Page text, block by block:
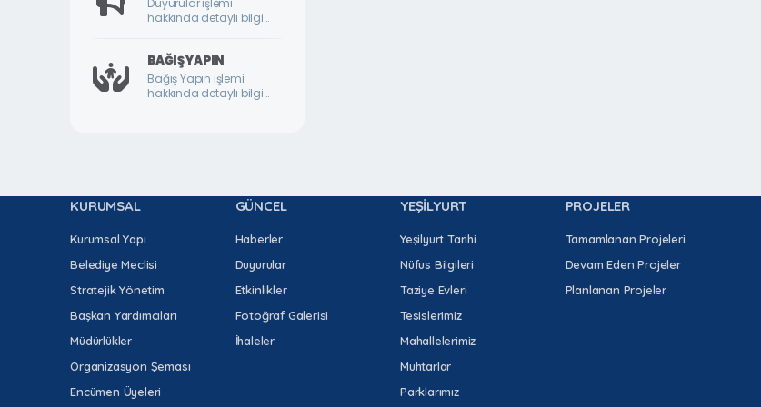
FATİH MAHALLESİ
GAZİ MAHALLESİ
GÜNDÜZBEY MAHALLESİ
HAMİDİYE MAHALLESİ
HIROĞLU MAHALLESİ
HOCA AHMET YESEVİ MAHALLESİ
İKİZCE MAHALLESİ
İLYAS MAHALLESİ
Duyurular işlemi
hakkında detaylı bilgi
BAĞIŞ YAPIN
Bağış Yapın işlemi
hakkında detaylı bilgi
KURUMSAL
Kurumsal Yapı
Belediye Meclisi
Stratejik Yönetim
Başkan Yardımcıları
Müdürlükler
Organizasyon Şeması
Encümen Üyeleri
GÜNCEL
Haberler
Duyurular
Etkinlikler
Fotoğraf Galerisi
İhaleler
YEŞİLYURT
Yeşilyurt Tarihi
Nüfus Bilgileri
Taziye Evleri
Tesislerimiz
Mahallelerimiz
Muhtarlar
Parklarımız
PROJELER
Tamamlanan Projeleri
Devam Eden Projeler
Planlanan Projeler